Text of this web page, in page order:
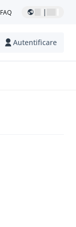
FAQ |
Autentificare